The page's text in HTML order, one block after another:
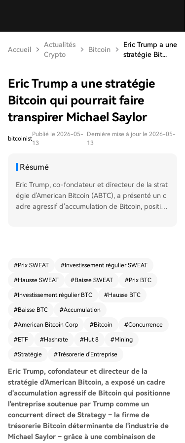
Accueil
Actualités
Crypto
Bitcoin
Eric Trump a une
stratégie Bit...
Eric Trump a une stratégie
Bitcoin qui pourrait faire
transpirer Michael Saylor
bitcoinist
Publié le 2026-05-
13
Dernière mise à jour le 2026-05-
13
Résumé
Eric Trump, co-fondateur et directeur de la strat
égie d'American Bitcoin (ABTC), a présenté un c
adre agressif d'accumulation de Bitcoin, position
ABTC le génère d'abord via son activité minière
i d'un coût structurel inférieur au prix spot. L'entr
eprise combine cette production minière quotidi
trésorerie plutôt que de vente pour couvrir les fr
ais. Fin janvier 2026, ABTC détenait 6 899 BTC
dement d'environ 116 % depuis son introduction
en bourse. Bien que loin des 818 334 BTC de Mi
croStrategy, ABTC défend un modèle "minage p
our trésorerie" comme un avantage structurel d
ans la course à l'accumulation de Bitcoin, qui s'é
change actuellement autour de 81 500 dollars.
#Prix SWEAT #Investissement régulier SWEAT
#Hausse SWEAT #Baisse SWEAT #Prix BTC
#Investissement régulier BTC #Hausse BTC
#Baisse BTC #Accumulation
#American Bitcoin Corp #Bitcoin #Concurrence
#ETF #Hashrate #Hut 8 #Mining
#Stratégie #Trésorerie d'Entreprise
Eric Trump, cofondateur et directeur de la
stratégie d'American Bitcoin, a exposé un cadre
d'accumulation agressif de Bitcoin qui positionne
l'entreprise soutenue par Trump comme un
concurrent direct de Strategy – la firme de
trésorerie Bitcoin déterminante de l'industrie de
Michael Saylor – grâce à une combinaison de